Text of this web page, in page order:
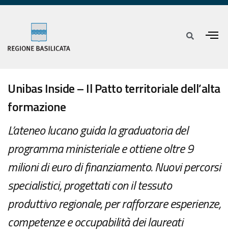
Unibas Inside – Il Patto territoriale dell’alta
formazione
L’ateneo lucano guida la graduatoria del
programma ministeriale e ottiene oltre 9
milioni di euro di finanziamento. Nuovi percorsi
specialistici, progettati con il tessuto
produttivo regionale, per rafforzare esperienze,
competenze e occupabilità dei laureati